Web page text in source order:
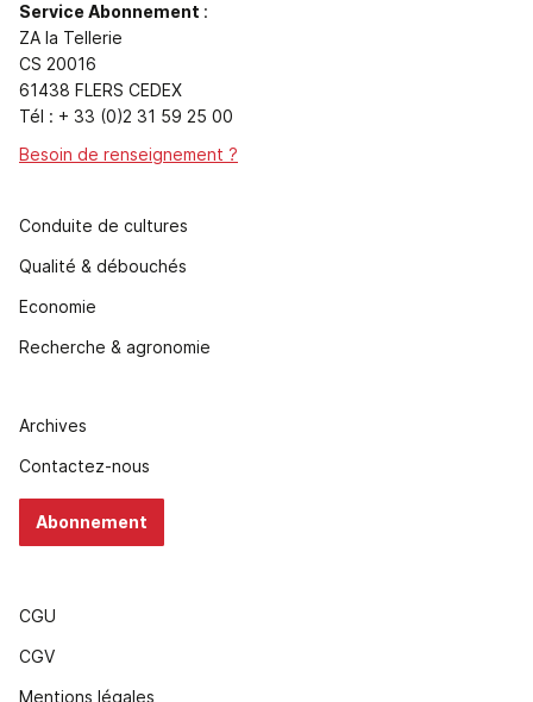
Service Abonnement :
ZA la Tellerie
CS 20016
61438 FLERS CEDEX
Tél : + 33 (0)2 31 59 25 00
Besoin de renseignement ?
Conduite de cultures
Qualité & débouchés
Economie
Recherche & agronomie
Archives
Contactez-nous
Abonnement
CGU
CGV
Mentions légales